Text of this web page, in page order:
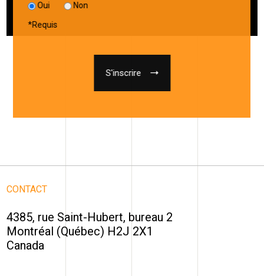
CONTACT
4385, rue Saint-Hubert, bureau 2
Montréal (Québec) H2J 2X1
Canada
Oui Non
*Requis